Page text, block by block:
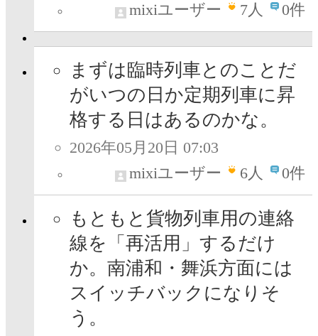
mixiユーザー
7人 0件
まずは臨時列車とのことだ
がいつの日か定期列車に昇
格する日はあるのかな。
2026年05月20日 07:03
mixiユーザー
6人 0件
もともと貨物列車用の連絡
線を「再活用」するだけ
か。南浦和・舞浜方面には
スイッチバックになりそ
う。